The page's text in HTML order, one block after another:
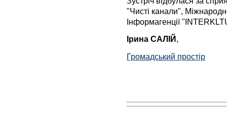
"Чисті канали",
Інформагенції
Ірина САЛІЙ,
Громадський простір